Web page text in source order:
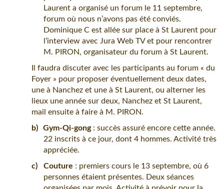
Laurent a organisé un forum le 11 septembre,
forum où nous n’avons pas été conviés.
Dominique C est allée sur place à St Laurent pour
l’interview avec Jura Web TV et pour rencontrer
M. PIRON, organisateur du forum à St Laurent.
Il faudra discuter avec les participants au forum « du
Foyer » pour proposer éventuellement deux dates,
une à Nanchez et une à St Laurent, ou alterner les
lieux une année sur deux, Nanchez et St Laurent,
mail ensuite à faire à M. PIRON.
b)
Gym-Qi-gong: succès assuré encore cette année.
22 inscrits à ce jour, dont 4 hommes. Activité très
appréciée.
c)
Couture : premiers cours le 13 septembre, où 6
personnes étaient présentes. Deux séances